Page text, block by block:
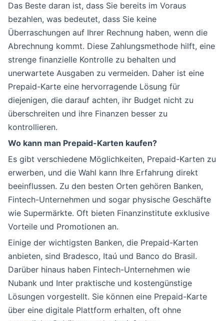
Das Beste daran ist, dass Sie bereits im Voraus
bezahlen, was bedeutet, dass Sie keine
Überraschungen auf Ihrer Rechnung haben, wenn die
Abrechnung kommt. Diese Zahlungsmethode hilft, eine
strenge finanzielle Kontrolle zu behalten und
unerwartete Ausgaben zu vermeiden. Daher ist eine
Prepaid-Karte eine hervorragende Lösung für
diejenigen, die darauf achten, ihr Budget nicht zu
überschreiten und ihre Finanzen besser zu
kontrollieren.
Wo kann man Prepaid-Karten kaufen?
Es gibt verschiedene Möglichkeiten, Prepaid-Karten zu
erwerben, und die Wahl kann Ihre Erfahrung direkt
beeinflussen. Zu den besten Orten gehören Banken,
Fintech-Unternehmen und sogar physische Geschäfte
wie Supermärkte. Oft bieten Finanzinstitute exklusive
Vorteile und Promotionen an.
Einige der wichtigsten Banken, die Prepaid-Karten
anbieten, sind Bradesco, Itaú und Banco do Brasil.
Darüber hinaus haben Fintech-Unternehmen wie
Nubank und Inter praktische und kostengünstige
Lösungen vorgestellt. Sie können eine Prepaid-Karte
über eine digitale Plattform erhalten, oft ohne